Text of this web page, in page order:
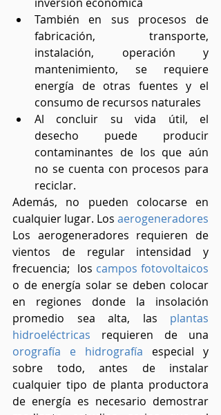
También en sus procesos de
fabricación, transporte,
instalación, operación y
mantenimiento, se requiere
energía de otras fuentes y el
consumo de recursos naturales
Al concluir su vida útil, el
desecho puede producir
contaminantes de los que aún
no se cuenta con procesos para
reciclar.
Además, no pueden colocarse en
cualquier lugar. Los aerogeneradores
Los aerogeneradores requieren de
vientos de regular intensidad y
frecuencia;  los campos fotovoltaicos
o de energía solar se deben colocar
en regiones donde la insolación
promedio sea alta, las plantas
hidroeléctricas
orografía e hidrografía
especial y
sobre todo, antes de instalar
cualquier tipo de planta productora
de energía es necesario demostrar